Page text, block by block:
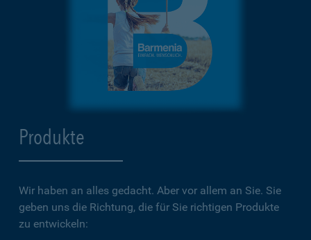
Produkte
Wir haben an alles gedacht. Aber vor allem an Sie. Sie
geben uns die Richtung, die für Sie richtigen Produkte
zu entwickeln: